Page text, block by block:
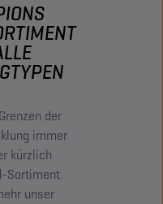
der
immer
kürzlich
Sortiment
unser